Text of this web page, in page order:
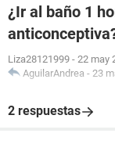
¿Ir al baño 1
Liza28121999 - 22 may
AguilarAndrea - 23
2 respuestas